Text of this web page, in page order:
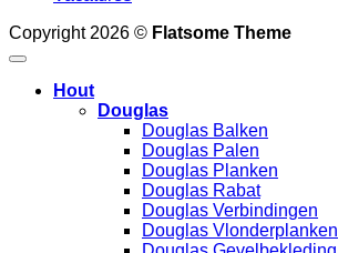
Copyright 2026 © Flatsome Theme
Hout
Douglas
Douglas Balken
Douglas Palen
Douglas Planken
Douglas Rabat
Douglas Verbindingen
Douglas Vlonderplanken